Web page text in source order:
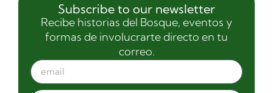
Subscribe to our newsletter
Recibe historias del Bosque, eventos y
formas de involucrarte directo en tu
correo.